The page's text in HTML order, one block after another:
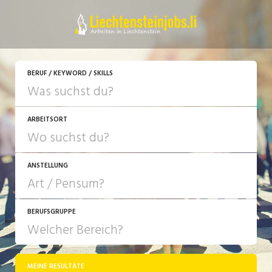
BERUF / KEYWORD / SKILLS
ARBEITSORT
ANSTELLUNG
JOB-TYP
Festanstellung
BERUFSGRUPPE
MEINE RESULTATE
JETZT BEWERBEN